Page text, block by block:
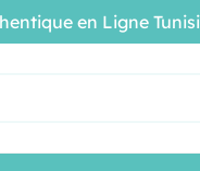
en Ligne Tunisie •